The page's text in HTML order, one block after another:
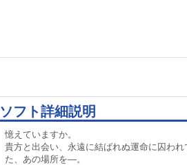
ソフト詳細説明
憶えていますか。
貴方と出会い、永遠に結ばれぬ運命に囚われ
た、あの場所を―。